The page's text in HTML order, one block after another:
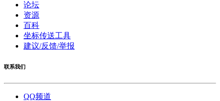
论坛
资源
百科
坐标传送工具
建议/反馈/举报
联系我们
QQ频道